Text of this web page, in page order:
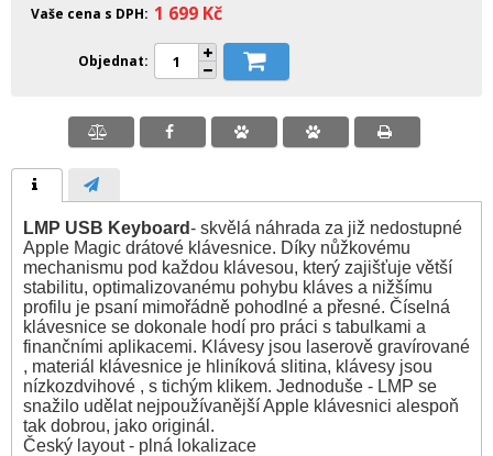
Vaše cena s DPH
1 699 Kč
Objednat
LMP USB Keyboard- skvělá náhrada za již nedostupné
Apple Magic drátové klávesnice. Díky nůžkovému
mechanismu pod každou klávesou, který zajišťuje větší
stabilitu, optimalizovanému pohybu kláves a nižšímu
profilu je psaní mimořádně pohodlné a přesné. Číselná
klávesnice se dokonale hodí pro práci s tabulkami a
finančními aplikacemi. Klávesy jsou laserově gravírované
, materiál klávesnice je hliníková slitina, klávesy jsou
nízkozdvihové , s tichým klikem. Jednoduše - LMP se
snažilo udělat nejpoužívanější Apple klávesnici alespoň
tak dobrou, jako originál.
Český layout - plná lokalizace